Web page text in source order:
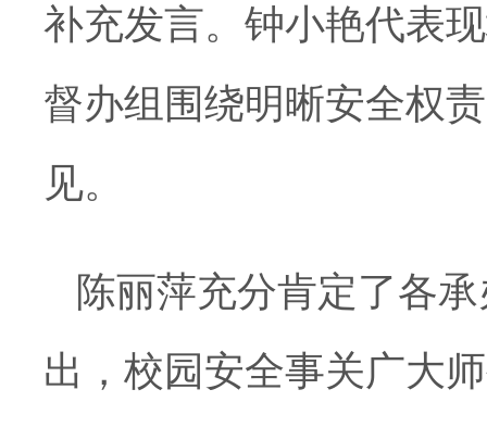
补充发言。钟小艳代表
督办组围绕明晰安全权
见。
陈丽萍充分肯定了各
出，校园安全事关广大